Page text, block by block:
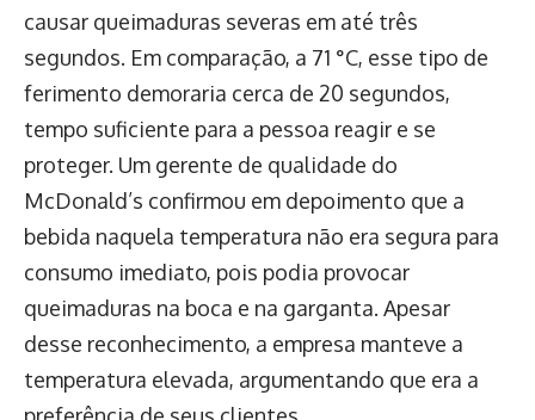
causar queimaduras severas em até três
segundos. Em comparação, a 71 °C, esse tipo de
ferimento demoraria cerca de 20 segundos,
tempo suficiente para a pessoa reagir e se
proteger. Um gerente de qualidade do
McDonald’s confirmou em depoimento que a
bebida naquela temperatura não era segura para
consumo imediato, pois podia provocar
queimaduras na boca e na garganta. Apesar
desse reconhecimento, a empresa manteve a
temperatura elevada, argumentando que era a